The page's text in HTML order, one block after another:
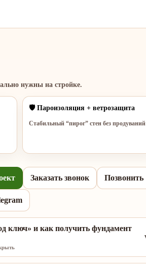
нужны на стройке.
🛡️ Пароизоляция + ветрозащита
Стабильный “пирог” стен без продуваний
Заказать звонок Позвонить
ключ» и как получить фундамент